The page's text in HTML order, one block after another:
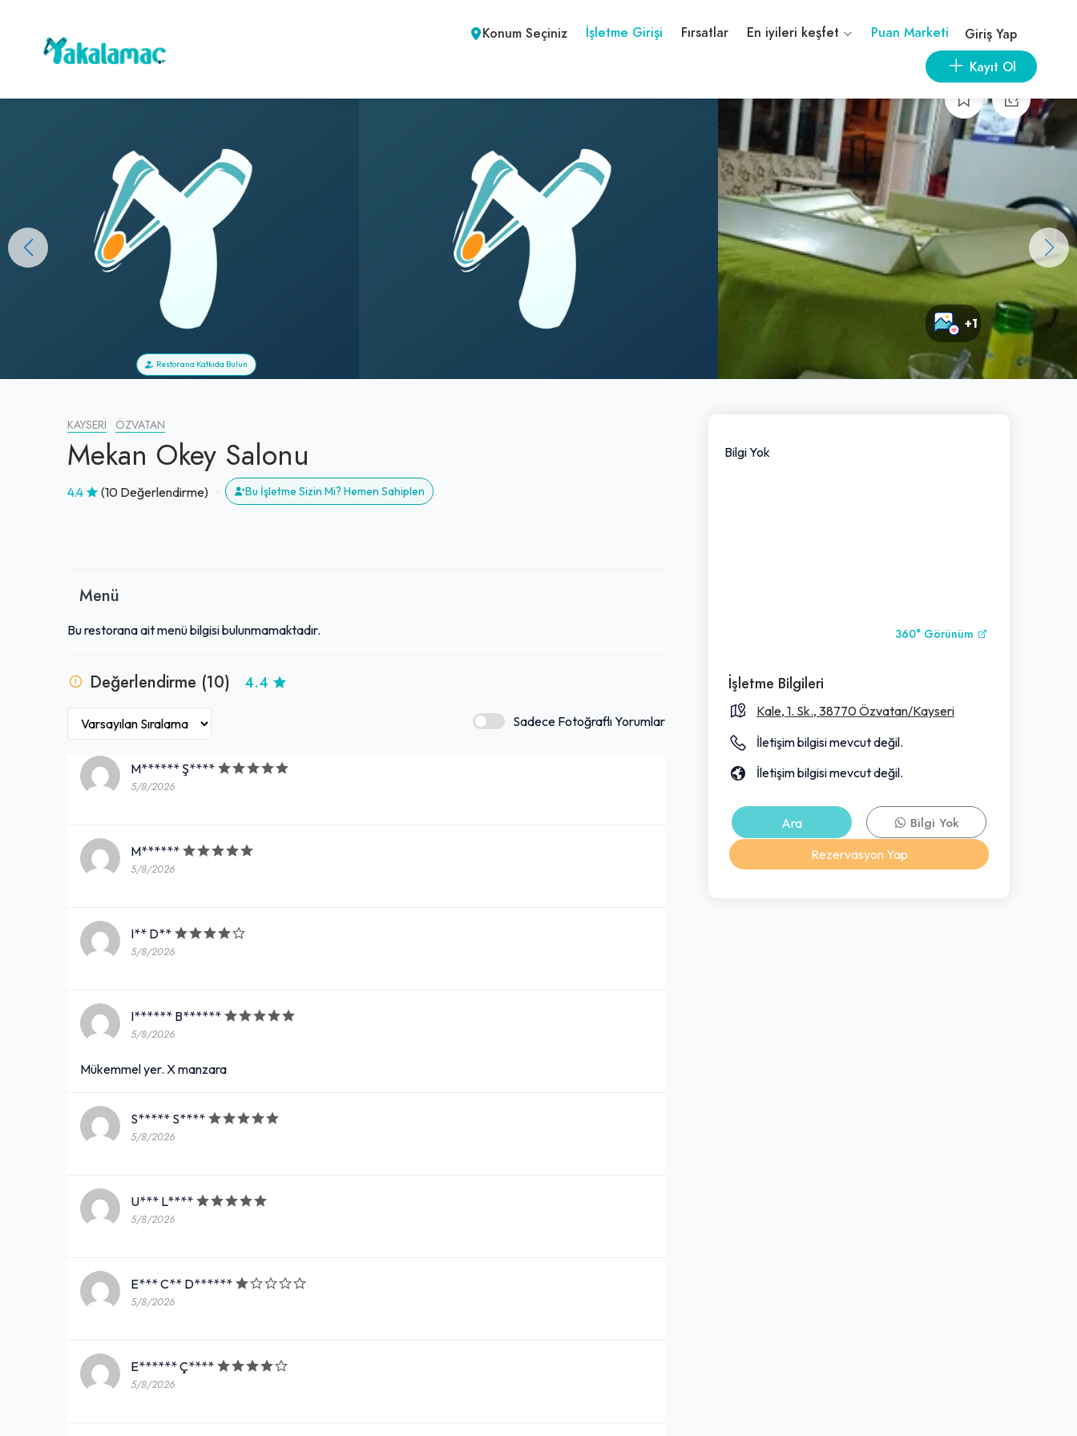
Konum Seçiniz İşletme Girişi Fırsatlar En iyileri keşfet Puan Marketi
Giriş Yap
Kayıt Ol
+1
Restorana Katkıda Bulun
KAYSERI ÖZVATAN
Mekan Okey Salonu
4.4 (10 Değerlendirme) Bu İşletme Sizin Mi? Hemen Sahiplen
Menü
Bu restorana ait menü bilgisi bulunmamaktadır.
Değerlendirme (10) 4.4
Sadece Fotoğraflı Yorumlar
M****** Ş****
5/8/2026
M******
5/8/2026
I** D**
5/8/2026
I****** B******
5/8/2026
Mükemmel yer. X manzara
S***** S****
5/8/2026
U*** L****
5/8/2026
E*** C** D******
5/8/2026
E****** Ç****
5/8/2026
Bilgi Yok
360° Görünüm
İşletme Bilgileri
Kale, 1. Sk., 38770 Özvatan/Kayseri
İletişim bilgisi mevcut değil.
İletişim bilgisi mevcut değil.
Ara
Bilgi Yok
Rezervasyon Yap